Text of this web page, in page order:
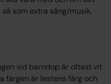
som extra sång/musik,
vid barndop är oftast vit
färgen är festens färg och